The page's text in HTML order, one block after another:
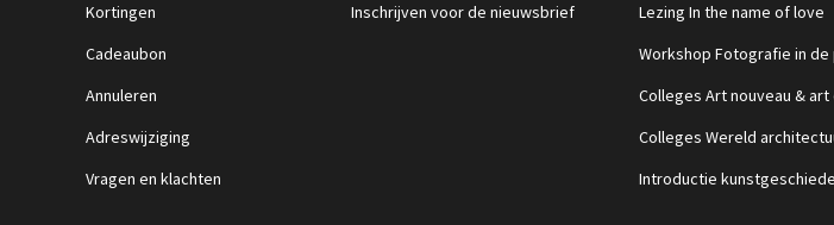
Kortingen
Cadeaubon
Annuleren
Adreswijziging
Vragen en klachten
Inschrijven voor de nieuwsbrief
Lezing In the name of love
Workshop Fotografie in
Colleges Art nouveau & art
Colleges Wereld
Introductie